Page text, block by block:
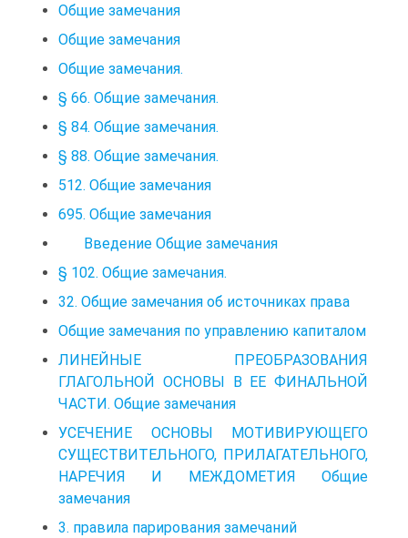
Общие замечания
Общие замечания
Общие замечания.
§ 66. Общие замечания.
§ 84. Общие замечания.
§ 88. Общие замечания.
512. Общие замечания
695. Общие замечания
Введение Общие замечания
§ 102. Общие замечания.
32. Общие замечания об источниках права
Общие замечания по управлению капиталом
ЛИНЕЙНЫЕ ПРЕОБРАЗОВАНИЯ
ГЛАГОЛЬНОЙ ОСНОВЫ В ЕЕ ФИНАЛЬНОЙ
ЧАСТИ. Общие замечания
УСЕЧЕНИЕ ОСНОВЫ МОТИВИРУЮЩЕГО
СУЩЕСТВИТЕЛЬНОГО, ПРИЛАГАТЕЛЬНОГО,
НАРЕЧИЯ И МЕЖДОМЕТИЯ Общие
замечания
3. правила парирования замечаний